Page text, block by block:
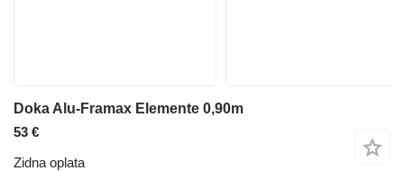
Doka Alu-Framax Elemente 0,90m
53 €
Zidna oplata